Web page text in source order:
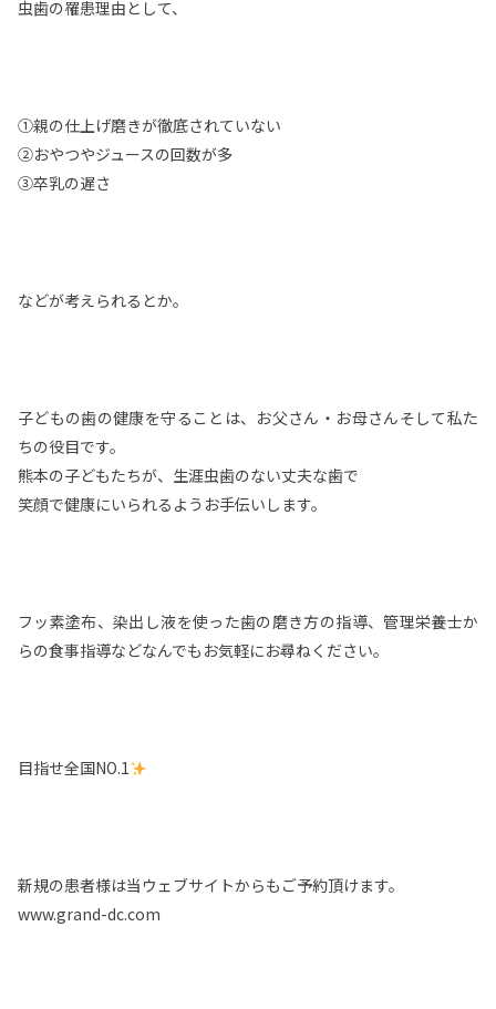
虫歯の罹患理由として、
①親の仕上げ磨きが徹底されていない
②おやつやジュースの回数が多
③卒乳の遅さ
などが考えられるとか。
子どもの歯の健康を守ることは、お父さん・お母さんそして私た
ちの役目です。
熊本の子どもたちが、生涯虫歯のない丈夫な歯で
笑顔で健康にいられるようお手伝いします。
フッ素塗布、染出し液を使った歯の磨き方の指導、管理栄養士か
らの食事指導などなんでもお気軽にお尋ねください。
目指せ全国NO.1
新規の患者様は当ウェブサイトからもご予約頂けます。
www.grand-dc.com